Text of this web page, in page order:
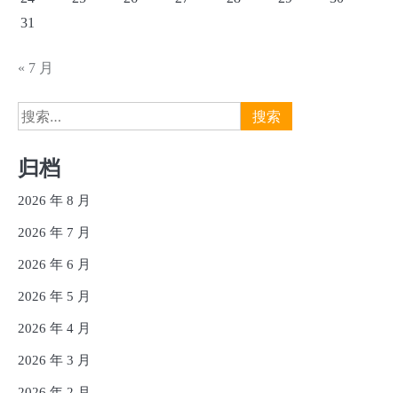
31
« 7 月
搜
索：
归档
2026 年 8 月
2026 年 7 月
2026 年 6 月
2026 年 5 月
2026 年 4 月
2026 年 3 月